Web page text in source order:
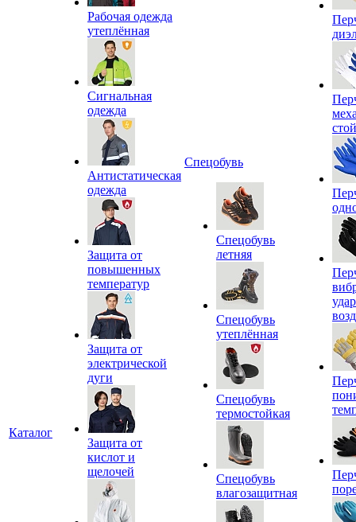
Каталог
Рабочая одежда
утеплённая
Сигнальная
одежда
Антистатическая
одежда
Защита от
повышенных
температур
Защита от
электрической
дуги
Защита от
кислот и
щелочей
Спецобувь
Спецобувь
летняя
Спецобувь
утеплённая
Спецобувь
термостойкая
Спецобувь
влагозащитная